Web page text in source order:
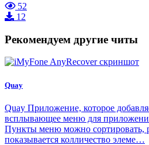
52
12
Рекомендуем другие читы
Quay
Quay Приложение, которое
всплывающее меню для
Пункты меню можно сортировать,
показывается колличество элеме…